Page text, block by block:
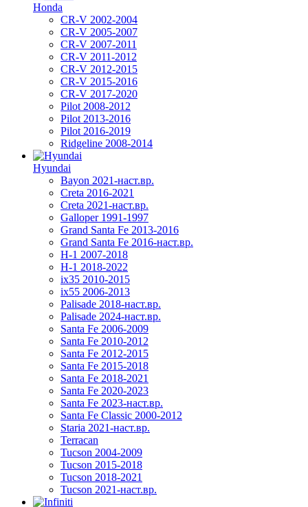
Honda
CR-V 2002-2004
CR-V 2005-2007
CR-V 2007-2011
CR-V 2011-2012
CR-V 2012-2015
CR-V 2015-2016
CR-V 2017-2020
Pilot 2008-2012
Pilot 2013-2016
Pilot 2016-2019
Ridgeline 2008-2014
Hyundai
Bayon 2021-наст.вр.
Creta 2016-2021
Creta 2021-наст.вр.
Galloper 1991-1997
Grand Santa Fe 2013-2016
Grand Santa Fe 2016-наст.вр.
H-1 2007-2018
H-1 2018-2022
ix35 2010-2015
ix55 2006-2013
Palisade 2018-наст.вр.
Palisade 2024-наст.вр.
Santa Fe 2006-2009
Santa Fe 2010-2012
Santa Fe 2012-2015
Santa Fe 2015-2018
Santa Fe 2018-2021
Santa Fe 2020-2023
Santa Fe 2023-наст.вр.
Santa Fe Classic 2000-2012
Staria 2021-наст.вр.
Terracan
Tucson 2004-2009
Tucson 2015-2018
Tucson 2018-2021
Tucson 2021-наст.вр.